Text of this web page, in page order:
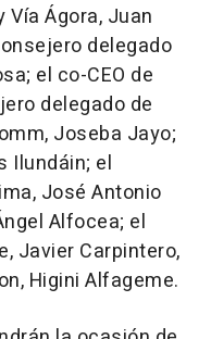
Ágora, Juan
delegado
el co-CEO de
delegado de
Joseba Jayo;
Ilundáin; el
José Antonio
Alfocea; el
Javier Carpintero,
Higini Alfageme.